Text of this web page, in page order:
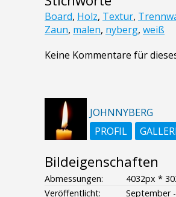
Board, Holz, Textur,
Zaun, malen, nyberg, weiß
Keine Kommentare für
JOHNNYBERG
PROFIL
Bildeigenschaften
Abmessungen:
4032px *
Veröffentlicht:
September